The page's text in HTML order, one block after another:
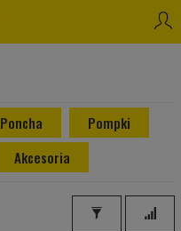
Poncha
Pompki
Akcesoria